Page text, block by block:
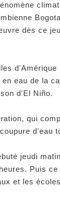
dès ce
eau de la
d'El Niño.
qui
d'eau
jeudi
Puis
et les